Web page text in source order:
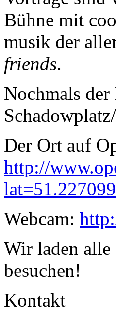
Bühne mit
musik der
friends.
Nochmals
Der Ort auf
http://
Webcam:
Wir laden alle
besuchen!
Kontakt